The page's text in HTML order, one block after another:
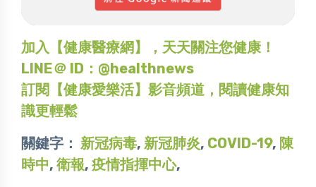
加入【健康醫療網】，天天關注您健康！
LINE＠ ID：@healthnews
訂閱【健康愛樂活】影音頻道，閱讀健康知
識更輕鬆
關鍵字： 新冠病毒, 新冠肺炎, COVID-19, 陳
時中, 衛報, 疫情指揮中心,